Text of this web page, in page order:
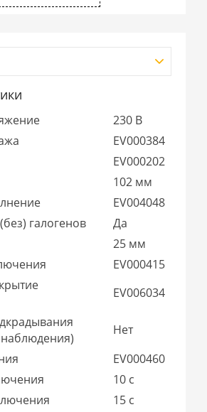
230 В
EV000384
EV000202
102 мм
EV004048
галогенов
Да
25 мм
EV000415
EV006034
Нет
EV000460
10 с
15 с